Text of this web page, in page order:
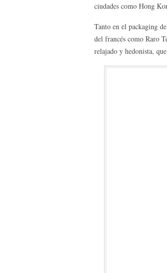
ciudades como Hong
Tanto en el packaging
del francés como Raro
relajado y hedonista,